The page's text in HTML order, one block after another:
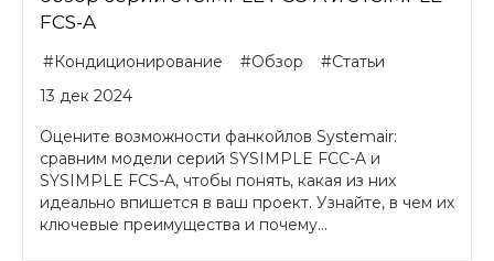
FCS-A
#Кондиционирование #Обзор
#Статьи
13 дек 2024
Оцените возможности фанкойлов Systemair:
сравним модели серий SYSIMPLE FCC-A и
SYSIMPLE FCS-A, чтобы понять, какая из них
идеально впишется в ваш проект. Узнайте, в чем их
ключевые преимущества и почему...